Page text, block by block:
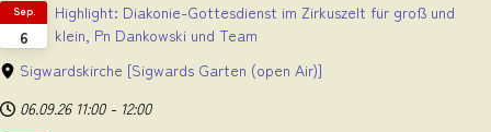
6
Sep.
Highlight: Diakonie-Gottesdienst im Zirkuszelt für groß und
klein, Pn Dankowski und Team
Sigwardskirche [Sigwards Garten (open Air)]
06.09.26 11:00 - 12:00